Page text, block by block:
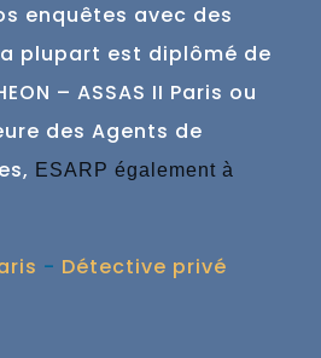
enquêtes avec des
plupart est diplômé de
– ASSAS II Paris ou
des Agents de
ESARP également à
- Détective privé